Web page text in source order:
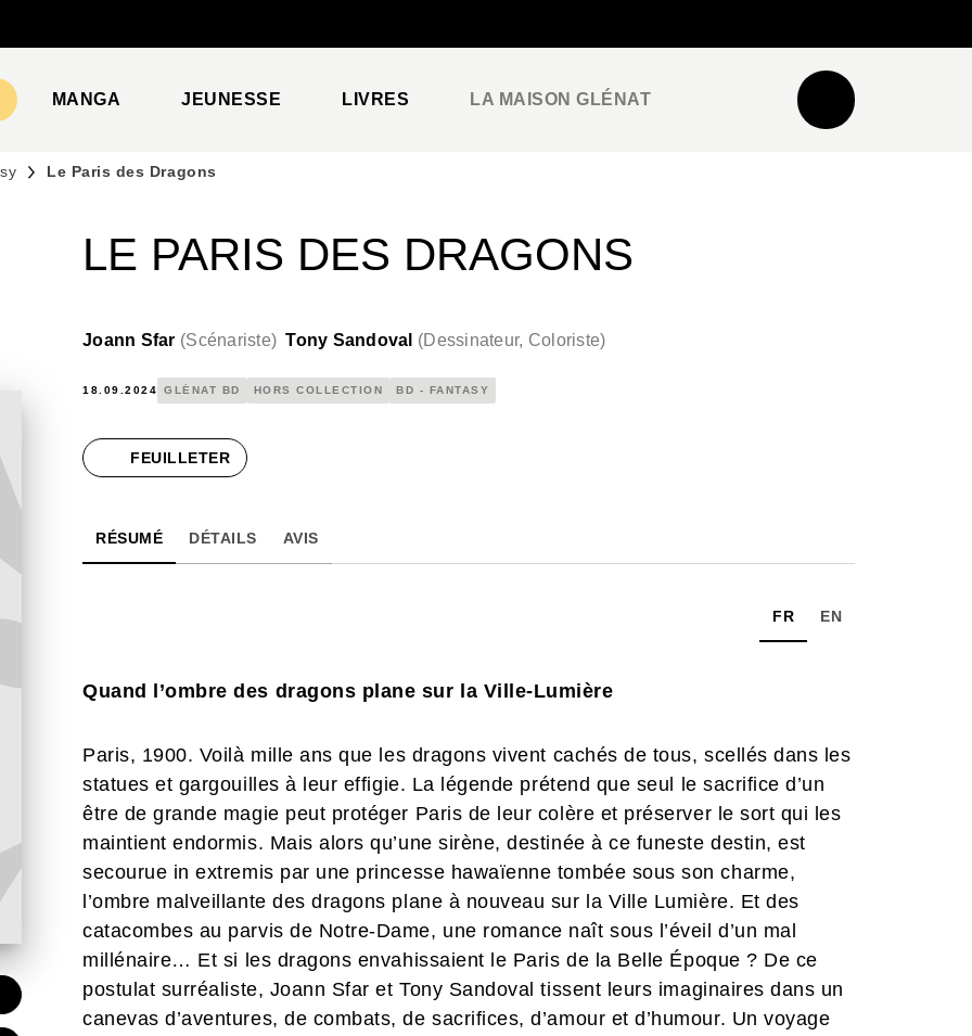
MANGA JEUNESSE LIVRES LA MAISON GLÉNAT
Le Paris des Dragons
LE PARIS DES DRAGONS
Joann Sfar (Scénariste) Tony Sandoval (Dessinateur, Coloriste)
18.09.2024 GLÉNAT BD HORS COLLECTION BD - FANTASY
FEUILLETER
RÉSUMÉ DÉTAILS AVIS
FR EN
Quand l’ombre des dragons plane sur la Ville-Lumière
Paris, 1900. Voilà mille ans que les dragons vivent cachés de tous, scellés dans les
statues et gargouilles à leur effigie. La légende prétend que seul le sacrifice d’un
être de grande magie peut protéger Paris de leur colère et préserver le sort qui les
maintient endormis. Mais alors qu’une sirène, destinée à ce funeste destin, est
secourue in extremis par une princesse hawaïenne tombée sous son charme,
l’ombre malveillante des dragons plane à nouveau sur la Ville Lumière. Et des
catacombes au parvis de Notre-Dame, une romance naît sous l’éveil d’un mal
millénaire… Et si les dragons envahissaient le Paris de la Belle Époque ? De ce
postulat surréaliste, Joann Sfar et Tony Sandoval tissent leurs imaginaires dans un
canevas d’aventures, de combats, de sacrifices, d’amour et d’humour. Un voyage